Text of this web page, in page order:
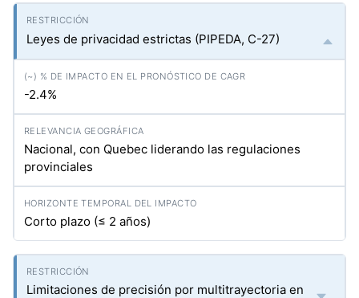
Leyes de privacidad estrictas (PIPEDA, C-27)
-2.4%
Nacional, con Quebec liderando las regulaciones
provinciales
Corto plazo (≤ 2 años)
Limitaciones de precisión por multitrayectoria en